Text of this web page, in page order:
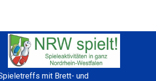
mit Brett- und